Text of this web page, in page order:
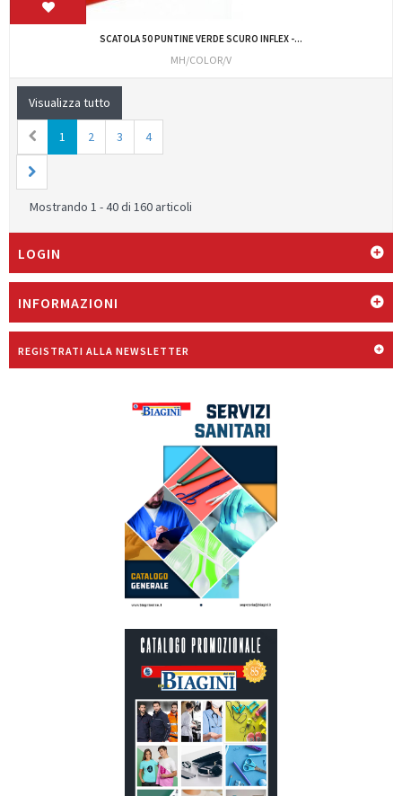
SCATOLA 50 PUNTINE VERDE SCURO INFLEX -...
MH/COLOR/V
Visualizza tutto
1 2 3 4
Mostrando 1 - 40 di 160 articoli
LOGIN
INFORMAZIONI
REGISTRATI ALLA NEWSLETTER